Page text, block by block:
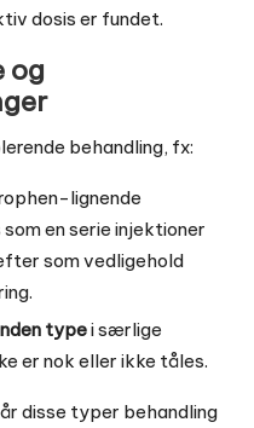
dosis er fundet.
og
behandling, fx:
lignende
en serie injektioner
som vedligehold
typei særlige
er nok eller ikke tåles.
disse typer behandling